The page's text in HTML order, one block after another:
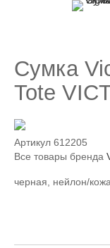
Сумка
Tote
Артикул 612205
Все товары бренда
черная, нейлон/